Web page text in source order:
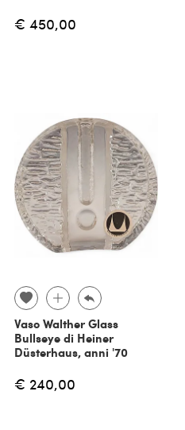
€ 450,00
Vaso Walther Glass
Bullseye di Heiner
Düsterhaus, anni '70
€ 240,00